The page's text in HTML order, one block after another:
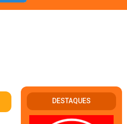
DESTAQUES